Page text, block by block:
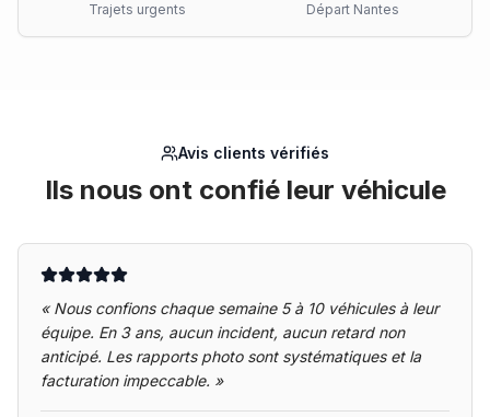
Trajets urgents Départ Nantes
Avis clients vérifiés
Ils nous ont confié leur véhicule
« Nous confions chaque semaine 5 à 10 véhicules à leur
équipe. En 3 ans, aucun incident, aucun retard non
anticipé. Les rapports photo sont systématiques et la
facturation impeccable. »